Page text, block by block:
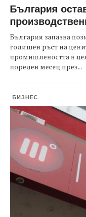
България
България запазва
годишен ръст на
промишлеността в
пореден месец през...
БИЗНЕС